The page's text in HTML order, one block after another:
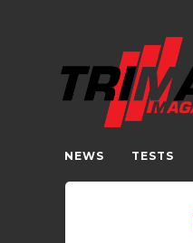
NEWS TESTS